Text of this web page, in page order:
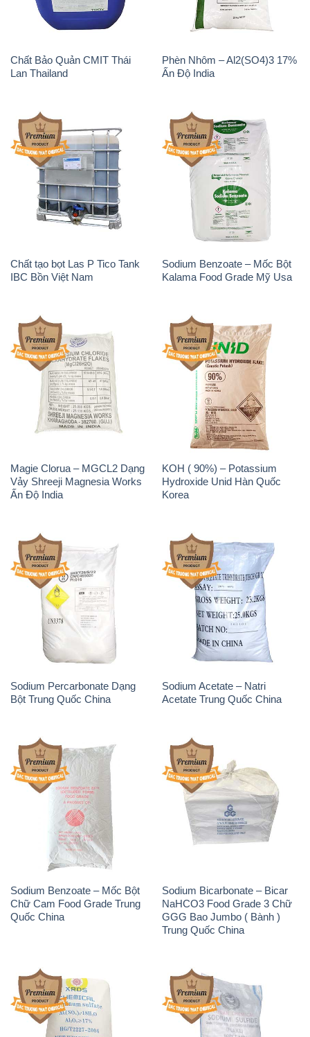
Chất Bảo Quản CMIT Thái
Lan Thailand
Phèn Nhôm – Al2(SO4)3 17%
Ấn Độ India
Chất tạo bọt Las P Tico Tank
IBC Bồn Việt Nam
Sodium Benzoate – Mốc Bột
Kalama Food Grade Mỹ Usa
Magie Clorua – MGCL2 Dạng
Vảy Shreeji Magnesia Works
Ấn Độ India
KOH ( 90%) – Potassium
Hydroxide Unid Hàn Quốc
Korea
Sodium Percarbonate Dạng
Bột Trung Quốc China
Sodium Acetate – Natri
Acetate Trung Quốc China
Sodium Benzoate – Mốc Bột
Chữ Cam Food Grade Trung
Quốc China
Sodium Bicarbonate – Bicar
NaHCO3 Food Grade 3 Chữ
GGG Bao Jumbo ( Bành )
Trung Quốc China